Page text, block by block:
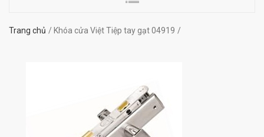
Trang chủ Khóa cửa Việt Tiệp tay gạt 04919